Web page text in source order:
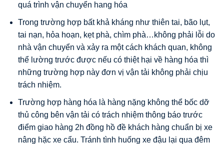
quá trình vận chuyển hang hóa
Trong trường hợp bất khả kháng như thiên tai, bão lụt,
tai nạn, hỏa hoạn, kẹt phà, chìm phà…không phải lỗi do
nhà vận chuyển và xảy ra một cách khách quan, không
thể lường trước được nếu có thiệt hại về hàng hóa thì
những trường hợp này đơn vị vận tải không phải chịu
trách nhiệm.
Trường hợp hàng hóa là hàng nặng không thể bốc dỡ
thủ công bên vận tải có trách nhiệm thông báo trước
điểm giao hàng 2h đồng hồ đề khách hàng chuẩn bị xe
nâng hặc xe cẩu. Tránh tình huống xe đậu lại qua đêm